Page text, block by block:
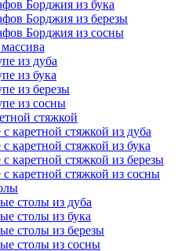
Борджия из бука
Борджия из березы
Борджия из сосны
из дуба
из бука
из березы
из сосны
стяжкой
каретной стяжкой из дуба
каретной стяжкой из бука
каретной стяжкой из березы
каретной стяжкой из сосны
столы из дуба
столы из бука
столы из березы
столы из сосны